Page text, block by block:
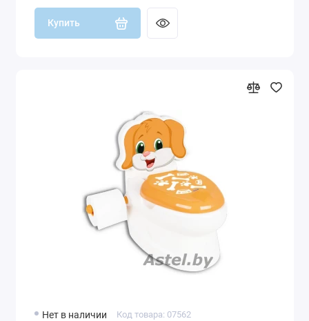
Купить
Нет в наличии Код товара: 07562